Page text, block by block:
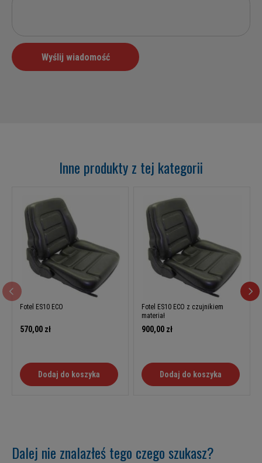
Inne produkty z tej kategorii
Fotel ES10 ECO
570,00 zł
Dodaj do koszyka
Fotel ES10 ECO z czujnikiem
materiał
900,00 zł
Dodaj do koszyka
Dalej nie znalazłeś tego czego szukasz?